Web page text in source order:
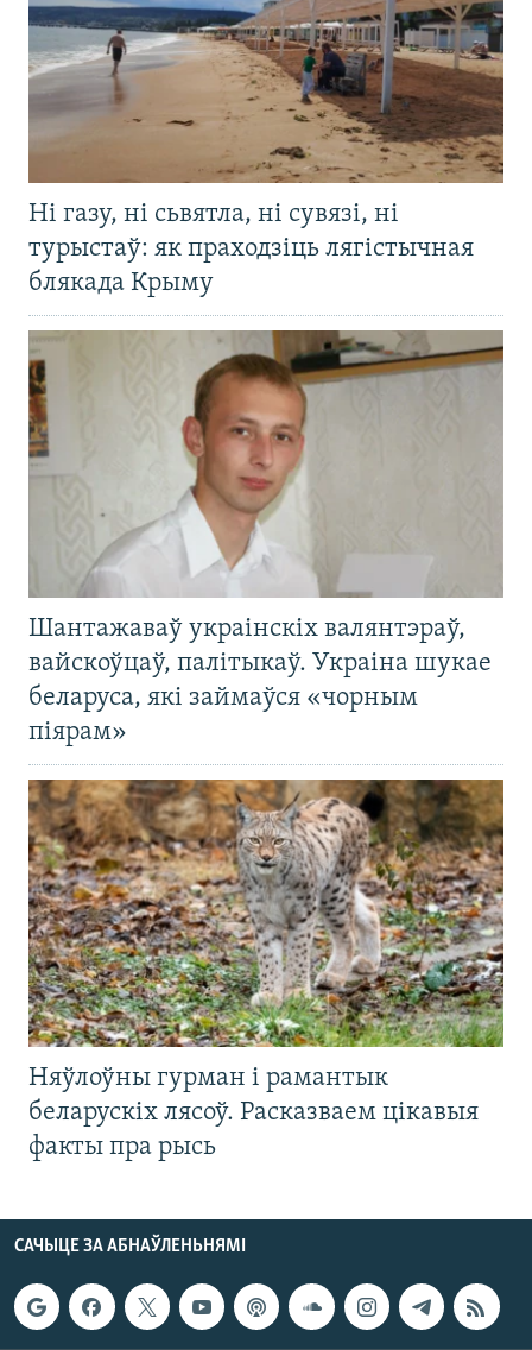
Ні газу, ні сьвятла, ні сувязі, ні
турыстаў: як праходзіць лягістычная
блякада Крыму
Шантажаваў украінскіх валянтэраў,
вайскоўцаў, палітыкаў. Украіна шукае
беларуса, які займаўся «чорным
піярам»
Няўлоўны гурман і рамантык
беларускіх лясоў. Расказваем цікавыя
факты пра рысь
САЧЫЦЕ ЗА АБНАЎЛЕНЬНЯМІ